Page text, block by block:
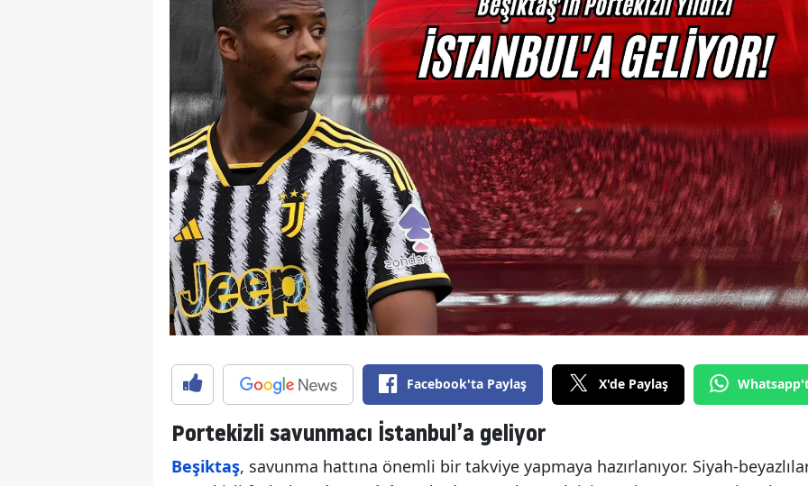
Facebook'ta Paylaş X'de Paylaş
Portekizli savunmacı İstanbul’a geliyor
Beşiktaş, savunma hattına önemli bir takviye yapmaya hazırlanıyor. Siyah-